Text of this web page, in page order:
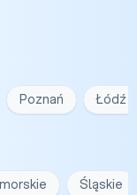
Poznań Łódź
Śląskie